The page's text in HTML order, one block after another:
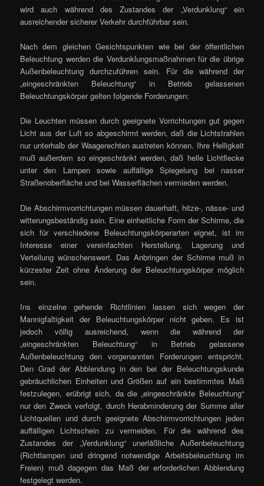
wird auch während des Zustandes der „Verdunklung“ ein
ausreichender sicherer Verkehr durchführbar sein.
Nach dem gleichen Gesichtspunkten wie bei der öffentlichen
Beleuchtung werden die Verdunklungsmaßnahmen für die übrige
Außenbeleuchtung durchzuführen sein. Für die während der
„eingeschränkten Beleuchtung“ in Betrieb gelassenen
Beleuchtungskörper gelten folgende Forderungen:
Die Leuchten müssen durch geeignete Vorrichtungen gut gegen
Licht aus der Luft so abgeschirmt werden, daß die Lichtstrahlen
nur unterhalb der Waagerechten austreten können. Ihre Helligkeit
muß außerdem so eingeschränkt werden, daß helle Lichtflecke
unter den Lampen sowie auffällige Spiegelung bei nasser
Straßenoberfläche und bei Wasserflächen vermieden werden.
Die Abschirmvorrichtungen müssen dauerhaft, hitze-, nässe- und
witterungsbeständig sein. Eine einheitliche Form der Schirme, die
sich für verschiedene Beleuchtungskörperarten eignet, ist im
Interesse einer vereinfachten Herstellung, Lagerung und
Verteilung wünschenswert. Das Anbringen der Schirme muß in
kürzester Zeit ohne Änderung der Beleuchtungskörper möglich
sein.
Ins einzelne gehende Richtlinien lassen sich wegen der
Mannigfaltigkeit der Beleuchtungskörper nicht geben. Es ist
jedoch völlig ausreichend, wenn die während der
„eingeschränkten Beleuchtung“ in Betrieb gelassene
Außenbeleuchtung den vorgenannten Forderungen entspricht.
Den Grad der Abblendung in den bei der Beleuchtungskunde
gebräuchlichen Einheiten und Größen auf ein bestimmtes Maß
festzulegen, erübrigt sich, da die „eingeschränkte Beleuchtung“
nur den Zweck verfolgt, durch Herabminderung der Summe aller
Lichtquellen und durch geeignete Abschirmvorrichtungen jeden
auffälligen Lichtschein zu vermeiden. Für die während des
Zustandes der „Verdunklung“ unerläßliche Außenbeleuchtung
(Richtlampen und dringend notwendige Arbeitsbeleuchtung im
Freien) muß dagegen das Maß der erforderlichen Abblendung
festgelegt werden.